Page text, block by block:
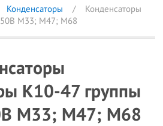
Конденсаторы
Конденсаторы
50В М33; М47; М68
К10-47 группы
М33; М47; М68